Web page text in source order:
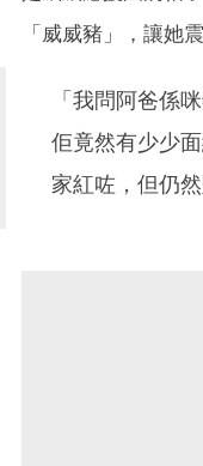
「威威豬」，讓她
「我問阿爸係
佢竟然有少少
家紅咗，但仍